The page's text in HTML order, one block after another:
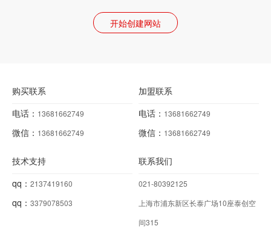
开始创建网站
购买联系
电话： 13681662749
微信： 13681662749
加盟联系
电话： 13681662749
微信： 13681662749
技术支持
qq： 2137419160
qq： 3379078503
联系我们
021-80392125
上海市浦东新区长泰广场10座泰创空
间315